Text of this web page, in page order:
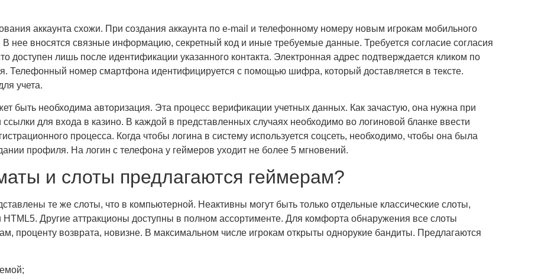
аккаунта схожи. При создания аккаунта по e-mail и телефонному номеру новым игрокам мобильного
нее вносятся связные информацию, секретный код и иные требуемые данные. Требуется согласие согласия
доступен лишь после идентификации указанного контакта. Электронная адрес подтверждается кликом по
Телефонный номер смартфона идентифицируется с помощью шифра, который доставляется в тексте.
учета.
быть необходима авторизация. Эта процесс верификации учетных данных. Как зачастую, она нужна при
для входа в казино. В каждой в представленных случаях необходимо во логиновой бланке ввести
процесса. Когда чтобы логина в систему используется соцсеть, необходимо, чтобы она была
профиля. На логин с телефона у геймеров уходит не более 5 мгновений.
и слоты предлагаются геймерам?
те же слоты, что в компьютерной. Неактивны могут быть только отдельные классические слоты,
Другие аттракционы доступны в полном ассортименте. Для комфорта обнаружения все слоты
проценту возврата, новизне. В максимальном числе игрокам открыты однорукие бандиты. Предлагаются